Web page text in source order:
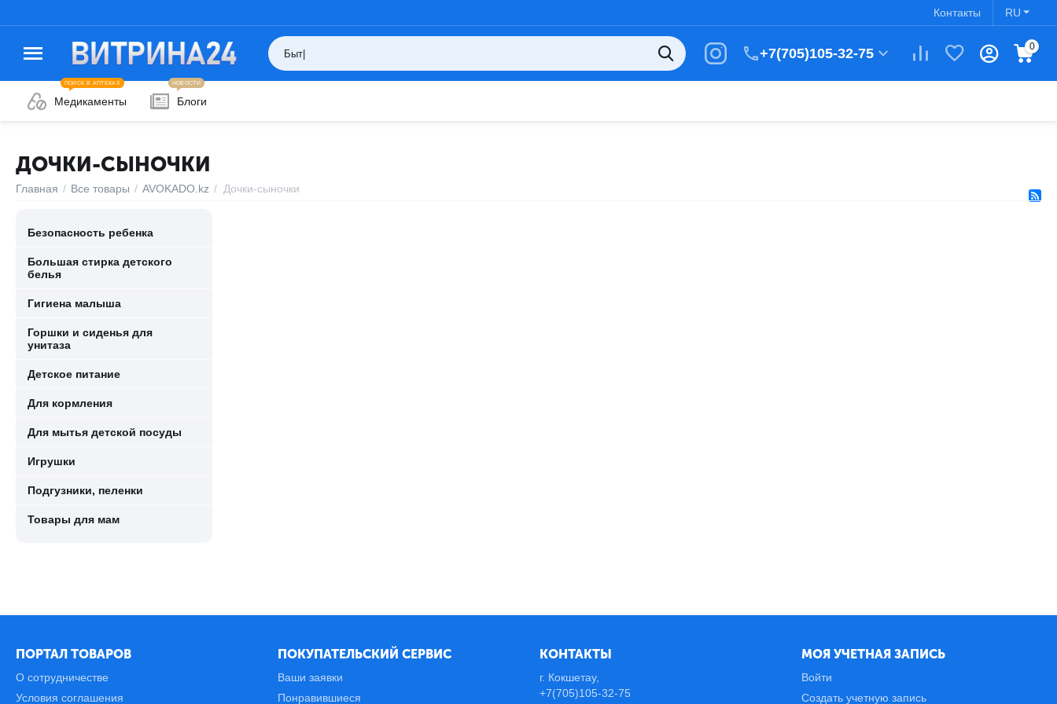
RU
Контакты
+7(705)105-32-75 0
Медикаменты
ПОИСК В АПТЕКАХ
Блоги
НОВОСТИ
ДОЧКИ-СЫНОЧКИ
Главная / Все товары / AVOKADO.kz / Дочки-сыночки
Безопасность ребенка
Большая стирка детского
белья
Гигиена малыша
Горшки и сиденья для
унитаза
Детское питание
Для кормления
Для мытья детской посуды
Игрушки
Подгузники, пеленки
Товары для мам
ПОРТАЛ ТОВАРОВ
О сотрудничестве
Условия соглашения
ПОКУПАТЕЛЬСКИЙ СЕРВИС
Ваши заявки
Понравившиеся
КОНТАКТЫ
г. Кокшетау,
+7(705)105-32-75
МОЯ УЧЕТНАЯ ЗАПИСЬ
Войти
Создать учетную запись